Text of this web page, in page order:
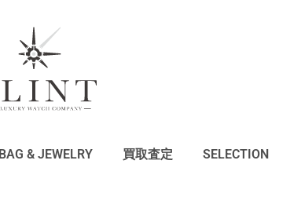
BAG & JEWELRY 買取査定 SELECTION